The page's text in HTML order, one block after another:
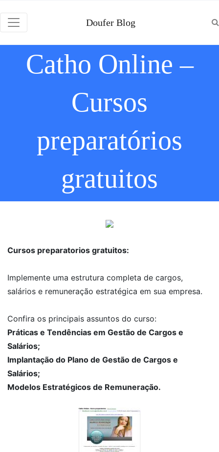
Doufer Blog
Catho Online –
Cursos
preparatórios
gratuitos
Cursos preparatorios gratuitos:
Implemente uma estrutura completa de cargos,
salários e remuneração estratégica em sua empresa.
Confira os principais assuntos do curso:
Práticas e Tendências em Gestão de Cargos e
Salários;
Implantação do Plano de Gestão de Cargos e
Salários;
Modelos Estratégicos de Remuneração.